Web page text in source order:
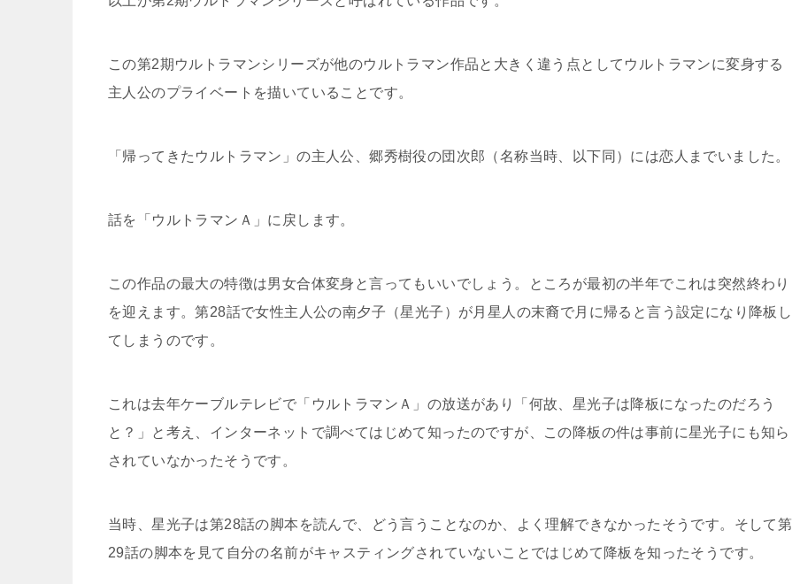
この第2期ウルトラマンシリーズが他のウルトラマン作品と大きく違う点としてウルトラマンに変身する
主人公のプライベートを描いていることです。
「帰ってきたウルトラマン」の主人公、郷秀樹役の団 次郎（名称当時、以下同） には恋人までいました。
話を「ウルトラマンＡ」に戻します。
この作品の最大の特徴は男女合体変身と言ってもいいでしょう。ところが最初の半年でこれは突然終わり
を迎えます。第28話で女性主人公の南夕子（星光子）が月星人の末裔で月に帰ると言う設定になり降板し
てしまうのです。
これは去年ケーブルテレビで「ウルトラマンＡ」の放送があり「何故、星光子は降板になったのだろう
と？」
と 考え
インターネットで調べてはじめて知ったのですが、この降板の件は事前に星光子にも知ら
されていなかったそうです。
当時、星光子は第28話の脚本を読んで
どう言うことなのか、よく理解できなかったそうです。そして第
29話の脚本を見て自分の名前がキャスティングされていないことではじめて降板を知ったそうです。